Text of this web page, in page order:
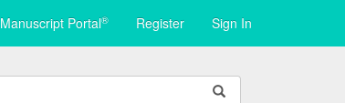
Manuscript Portal® Register Sign In